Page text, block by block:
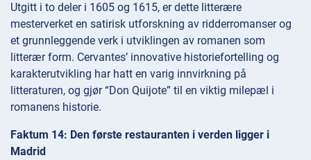
Utgitt i to deler i 1605 og 1615, er dette litterære
mesterverket en satirisk utforskning av ridderromanser og
et grunnleggende verk i utviklingen av romanen som
litterær form. Cervantes’ innovative historiefortelling og
karakterutvikling har hatt en varig innvirkning på
litteraturen, og gjør “Don Quijote” til en viktig milepæl i
romanens historie.
Faktum 14: Den første restauranten i verden ligger i
Madrid